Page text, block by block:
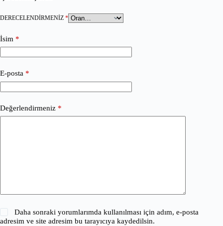
DERECELENDIRMENIZ *
İsim *
E-posta *
Değerlendirmeniz *
Daha sonraki yorumlarımda kullanılması için adım, e-posta
adresim ve site adresim bu tarayıcıya kaydedilsin.